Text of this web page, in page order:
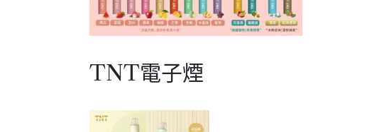
TNT電子煙